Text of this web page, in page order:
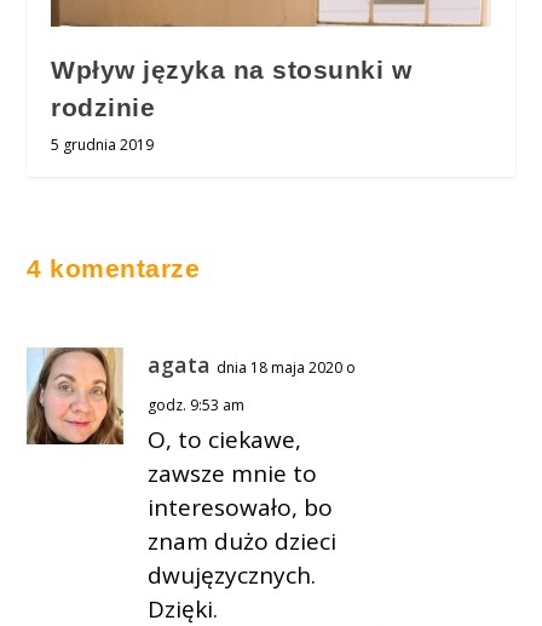
Wpływ języka na stosunki w
rodzinie
5 grudnia 2019
4 komentarze
agata dnia 18 maja 2020 o
godz. 9:53 am
O, to ciekawe,
zawsze mnie to
interesowało, bo
znam dużo dzieci
dwujęzycznych.
Dzięki.